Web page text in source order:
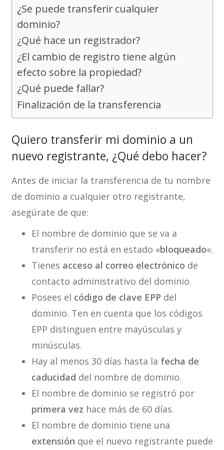
¿Se puede transferir cualquier
dominio?
¿Qué hace un registrador?
¿El cambio de registro tiene algún
efecto sobre la propiedad?
¿Qué puede fallar?
Finalización de la transferencia
Quiero transferir mi dominio a un
nuevo registrante, ¿Qué debo hacer?
Antes de iniciar la transferencia de tu nombre
de dominio a cualquier otro registrante,
asegúrate de que:
El nombre de dominio que se va a
transferir no está en estado «bloqueado«.
Tienes acceso al correo electrónico de
contacto administrativo del dominio.
Posees el código de clave EPP del
dominio. Ten en cuenta que los códigos
EPP distinguen entre mayúsculas y
minúsculas.
Hay al menos 30 días hasta la fecha de
caducidad del nombre de dominio.
El nombre de dominio se registró por
primera vez hace más de 60 días.
El nombre de dominio tiene una
extensión que el nuevo registrante puede